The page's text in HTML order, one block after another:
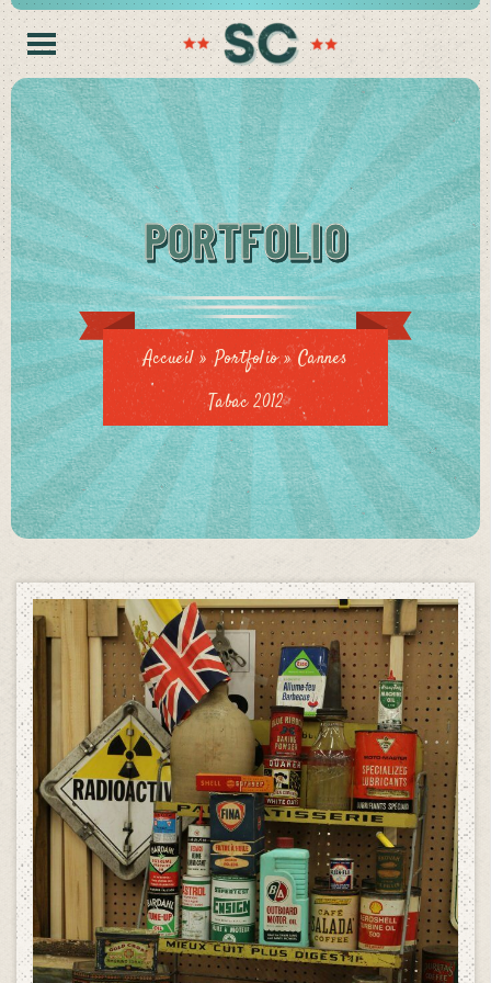
PORTFOLIO
Accueil»Portfolio»Cannes
Tabac 2012